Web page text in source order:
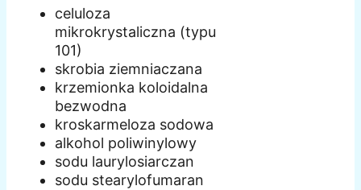
celuloza
mikrokrystaliczna (typu
101)
skrobia ziemniaczana
krzemionka koloidalna
bezwodna
kroskarmeloza sodowa
alkohol poliwinylowy
sodu laurylosiarczan
sodu stearylofumaran